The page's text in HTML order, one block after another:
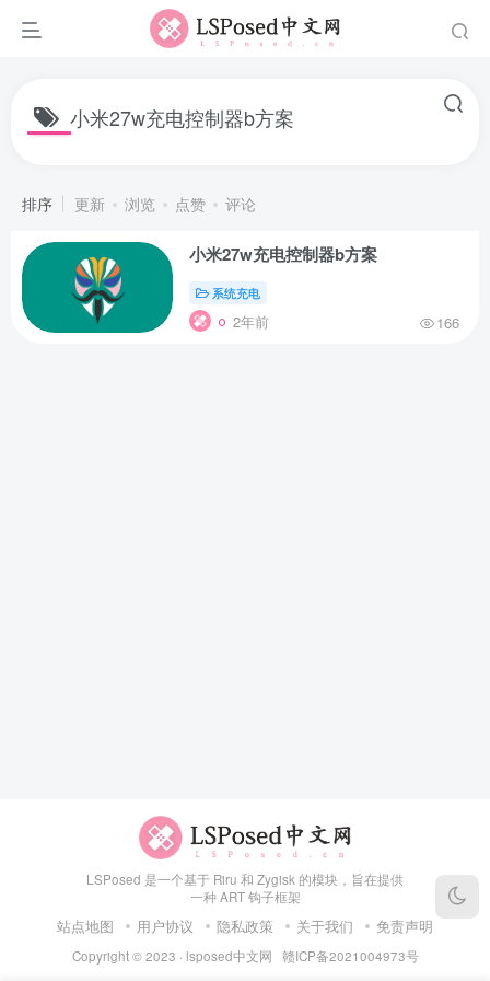
小米27w充电控制器b方案
排序 更新 浏览 点赞 评论
小米27w充电控制器b方案
系统充电
2年前 166
LSPosed 是一个基于 Riru 和 Zygisk 的模块，旨在提供
一种 ART 钩子框架
站点地图 用户协议 隐私政策 关于我们 免责声明
Copyright © 2023 · lsposed中文网 赣ICP备2021004973号